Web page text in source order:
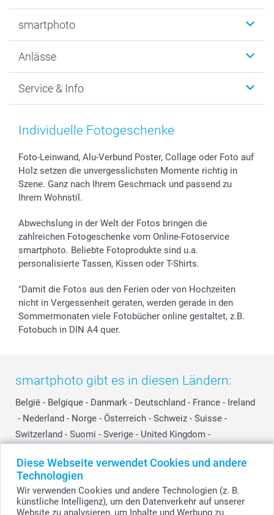
Diese Webseite verwendet Cookies und andere
Technologien
Wir verwenden Cookies und andere Technologien (z. B.
künstliche Intelligenz), um den Datenverkehr auf unserer
Website zu analysieren, um Inhalte und Werbung zu
Fotogeschenke
MyNameBook
Fotoabzüge, Fotos als Buch & Poster
Zubehör & Material
Foto-Kalender & Agenden
Sticker & Etiketten
Geschenk-Gutscheine (PDF)
smartphoto
Warum smartphoto
Datenschutz
AGB
Presse
Partnerprogramme
Investor Relations
B2B smartbusiness
Widerrufsrecht
Anlässe
Neujahr
Muttertag
Kommunion & Konfirmation
Hochzeit
Geburtstag
Geburt
Zu allen Anlässen
Service & Info
Anmelden /Registrieren
Preise und Versandkosten
Lieferfristen
72h Lieferung
Zahlungsmöglichkeiten
Sitemap
Status der Bestellung
smartfriends
smartgarantie
smartbonus
Individuelle Fotogeschenke
Foto-Leinwand, Alu-Verbund Poster, Collage oder Foto auf
Holz setzen die unvergesslichsten Momente richtig in
Szene. Ganz nach Ihrem Geschmack und passend zu
Ihrem Wohnstil.
Abwechslung in der Welt der Fotos bringen die
zahlreichen Fotogeschenke vom Online-Fotoservice
smartphoto. Beliebte Fotoprodukte sind u.a.
personalisierte Tassen, Kissen oder T-Shirts.
"Damit die Fotos aus den Ferien oder von Hochzeiten
nicht in Vergessenheit geraten, werden gerade in den
Sommermonaten viele Fotobücher online gestaltet, z.B.
Fotobuch in DIN A4 quer.
smartphoto gibt es in diesen Ländern:
België - Belgique - Danmark - Deutschland - France - Ireland
- Nederland - Norge - Österreich - Schweiz - Suisse -
Switzerland - Suomi - Sverige - United Kingdom -
Other Countries
Alle Preise verstehen sich in EURO (€) inkl. MwSt. und zzgl. Versandkosten.